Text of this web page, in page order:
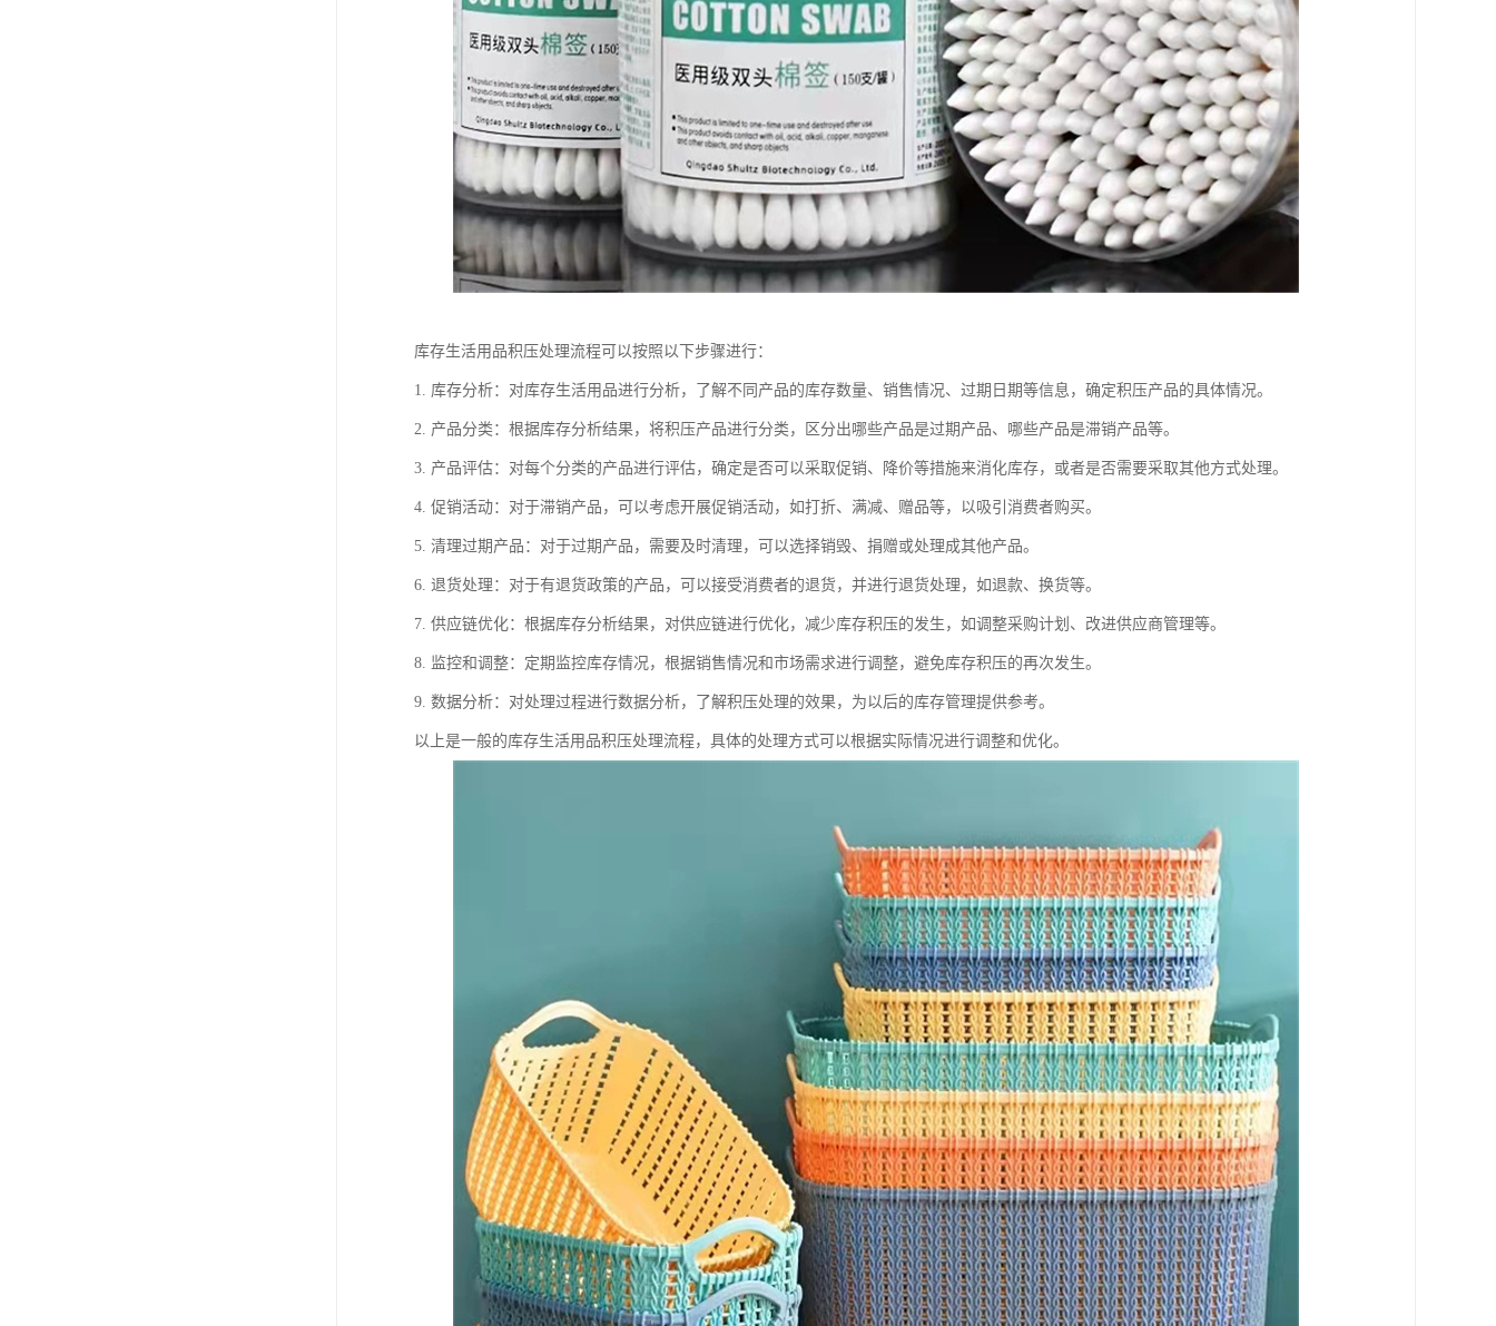
库存生活用品积压处理流程可以按照以下步骤进行：
1. 库存分析：对库存生活用品进行分析，了解不同产品的库存数量、销售情况、过期日期等信息，确定积压产品的具体情况。
2. 产品分类：根据库存分析结果，将积压产品进行分类，区分出哪些产品是过期产品、哪些产品是滞销产品等。
3. 产品评估：对每个分类的产品进行评估，确定是否可以采取促销、降价等措施来消化库存，或者是否需要采取其他方式处理。
4. 促销活动：对于滞销产品，可以考虑开展促销活动，如打折、满减、赠品等，以吸引消费者购买。
5. 清理过期产品：对于过期产品，需要及时清理，可以选择销毁、捐赠或处理成其他产品。
6. 退货处理：对于有退货政策的产品，可以接受消费者的退货，并进行退货处理，如退款、换货等。
7. 供应链优化：根据库存分析结果，对供应链进行优化，减少库存积压的发生，如调整采购计划、改进供应商管理等。
8. 监控和调整：定期监控库存情况，根据销售情况和市场需求进行调整，避免库存积压的再次发生。
9. 数据分析：对处理过程进行数据分析，了解积压处理的效果，为以后的库存管理提供参考。
以上是一般的库存生活用品积压处理流程，具体的处理方式可以根据实际情况进行调整和优化。